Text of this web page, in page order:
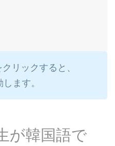
クリックすると、
ます。
が韓国語で